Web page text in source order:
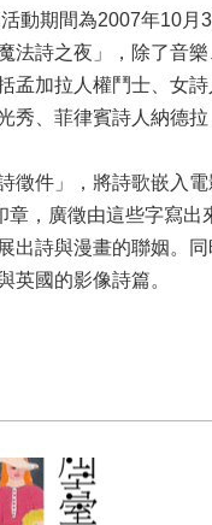
動期間為2007年10
法詩之夜」，除了音
孟加拉人權鬥士、女
秀、菲律賓詩人納德
徵件」，將詩歌嵌入
章，廣徵由這些字寫出
出詩與漫畫的聯姻。
英國的影像詩篇。